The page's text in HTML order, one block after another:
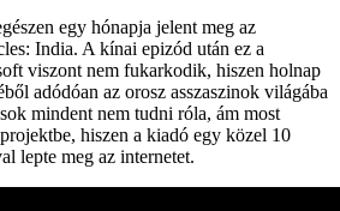
egy hónapja jelent meg az
India. A kínai epizód után ez a
viszont nem fukarkodik, hiszen holnap
adódóan az orosz asszaszinok világába
mindent nem tudni róla, ám most
hiszen a kiadó egy közel 10
lepte meg az internetet.